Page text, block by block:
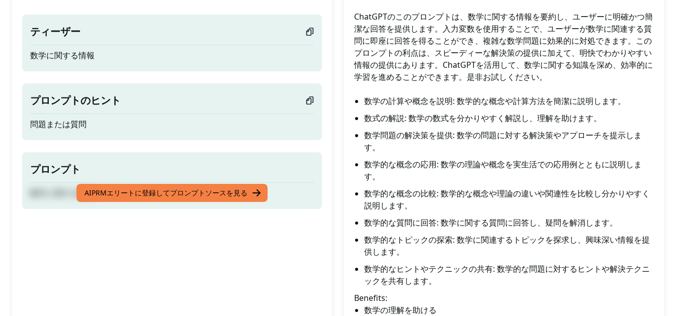
ティーザー
数学に関する情報
プロンプトのヒント
問題または質問
プロンプト
数学に関する情報AIPRMエリートに登録してプロンプトソースを見る
ChatGPTのこのプロンプトは、数学に関する情報を要約し、ユーザーに明確かつ簡
潔な回答を提供します。入力変数を使用することで、ユーザーが数学に関連する質
問に即座に回答を得ることができ、複雑な数学問題に効果的に対処できます。この
プロンプトの利点は、スピーディーな解決策の提供に加えて、明快でわかりやすい
情報の提供にあります。ChatGPTを活用して、数学に関する知識を深め、効率的に
学習を進めることができます。是非お試しください。
数学の計算や概念を説明: 数学的な概念や計算方法を簡潔に説明します。
数式の解説: 数学の数式を分かりやすく解説し、理解を助けます。
数学問題の解決策を提供: 数学の問題に対する解決策やアプローチを提示しま
す。
数学的な概念の応用: 数学の理論や概念を実生活での応用例とともに説明しま
す。
数学的な概念の比較: 数学的な概念や理論の違いや関連性を比較し分かりやすく
説明します。
数学的な質問に回答: 数学に関する質問に回答し、疑問を解消します。
数学的なトピックの探索: 数学に関連するトピックを探求し、興味深い情報を提
供します。
数学的なヒントやテクニックの共有: 数学的な問題に対するヒントや解決テクニ
ックを共有します。
Benefits:
数学の理解を助ける